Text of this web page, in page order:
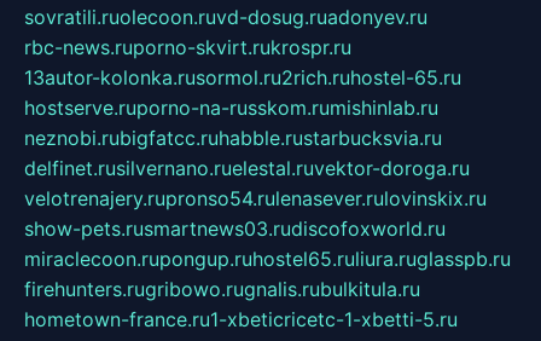
sovratili.ruolecoon.ruvd-dosug.ruadonyev.ru
rbc-news.ruporno-skvirt.rukrospr.ru
13autor-kolonka.rusormol.ru2rich.ruhostel-65.ru
hostserve.ruporno-na-russkom.rumishinlab.ru
neznobi.rubigfatcc.ruhabble.rustarbucksvia.ru
delfinet.rusilvernano.ruelestal.ruvektor-doroga.ru
velotrenajery.rupronso54.rulenasever.rulovinskix.ru
show-pets.rusmartnews03.rudiscofoxworld.ru
miraclecoon.rupongup.ruhostel65.ruliura.ruglasspb.ru
firehunters.rugribowo.rugnalis.rubulkitula.ru
hometown-france.ru1-xbeticricetc-1-xbetti-5.ru